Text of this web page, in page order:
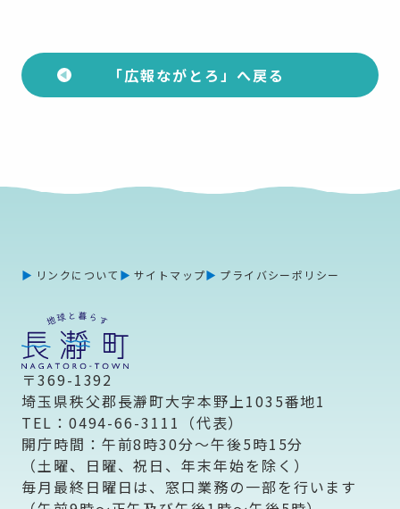
「広報ながとろ」へ戻る
リンクについて サイトマップ プライバシーポリシー
〒369-1392
埼玉県秩父郡長瀞町大字本野上1035番地1
TEL：0494-66-3111（代表）
開庁時間：午前8時30分～午後5時15分
（土曜、日曜、祝日、年末年始を除く）
毎月最終日曜日は、窓口業務の一部を行います